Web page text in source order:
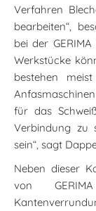
Verfahren
bearbeiten“,
bei der
Werkstücke
bestehen
für das
Verbindung zu
sein“, sagt
Neben dieser
von